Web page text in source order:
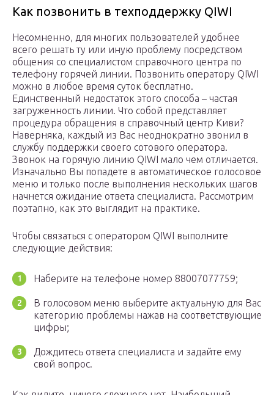
Как позвонить в техподдержку QIWI
Несомненно, для многих пользователей удобнее
всего решать ту или иную проблему посредством
общения со специалистом справочного центра по
телефону горячей линии. Позвонить оператору QIWI
можно в любое время суток бесплатно.
Единственный недостаток этого способа – частая
загруженность линии. Что собой представляет
процедура обращения в справочный центр Киви?
Наверняка, каждый из Вас неоднократно звонил в
службу поддержки своего сотового оператора.
Звонок на горячую линию QIWI мало чем отличается.
Изначально Вы попадете в автоматическое голосовое
меню и только после выполнения нескольких шагов
начнется ожидание ответа специалиста. Рассмотрим
поэтапно, как это выглядит на практике.
Чтобы связаться с оператором QIWI выполните
следующие действия:
Наберите на телефоне номер 88007077759;
В голосовом меню выберите актуальную для Вас
категорию проблемы нажав на соответствующие
цифры;
Дождитесь ответа специалиста и задайте ему
свой вопрос.